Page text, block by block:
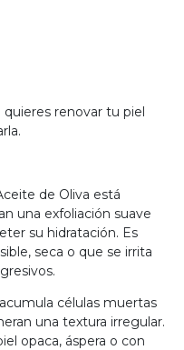
quieres renovar tu piel
de Oliva está
una exfoliación suave
su hidratación. Es
seca o que se irrita
células muertas
una textura irregular.
opaca, áspera o con